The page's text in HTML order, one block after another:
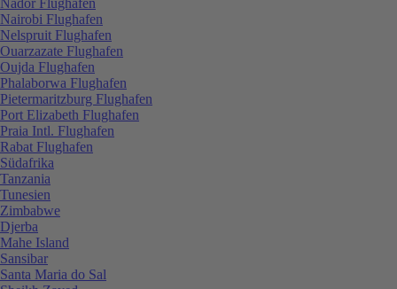
Nairobi Flughafen
Nelspruit Flughafen
Ouarzazate Flughafen
Oujda Flughafen
Phalaborwa Flughafen
Pietermaritzburg Flughafen
Port Elizabeth Flughafen
Praia Intl. Flughafen
Rabat Flughafen
Südafrika
Tanzania
Tunesien
Zimbabwe
Djerba
Mahe Island
Sansibar
Santa Maria do Sal